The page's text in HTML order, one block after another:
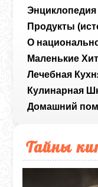
Энциклопедия
Продукты
О
Маленькие
Лечебная
Кулинарная
Домашний
Тайны